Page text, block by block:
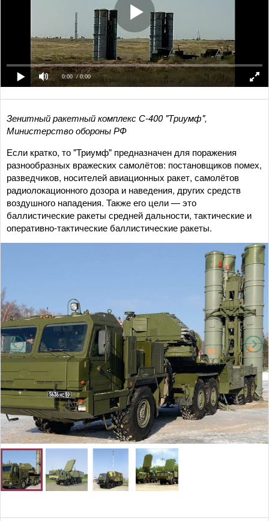
0:00 / 0:00
Зенитный ракетный комплекс С-400 "Триумф",
Министерство обороны РФ
Если кратко, то "Триумф" предназначен для поражения
разнообразных вражеских самолётов: постановщиков помех,
разведчиков, носителей авиационных ракет, самолётов
радиолокационного дозора и наведения, других средств
воздушного нападения. Также его цели — это
баллистические ракеты средней дальности, тактические и
оперативно-тактические баллистические ракеты.